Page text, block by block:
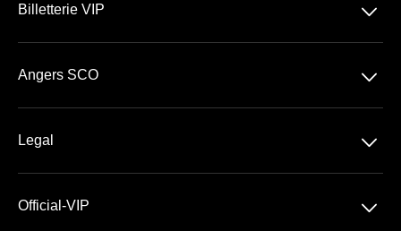
Billetterie VIP 􀆈
Angers SCO
􀆈
Legal 􀆈
Official-VIP 􀆈